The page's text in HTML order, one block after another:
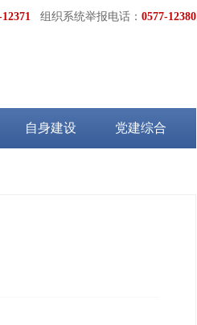
组织系统举报电话： 0577-12380
自身建设 党建综合